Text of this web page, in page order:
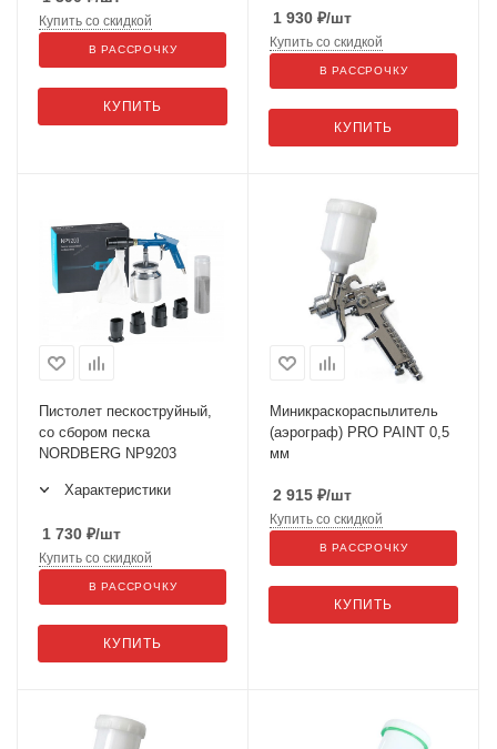
КУПИТЬ
Купить со скидкой
В РАССРОЧКУ
1 930 ₽/шт
КУПИТЬ
Купить со скидкой
В РАССРОЧКУ
Пистолет пескоструйный,
со сбором песка
NORDBERG NP9203
Характеристики
1 730 ₽/шт
КУПИТЬ
Купить со скидкой
В РАССРОЧКУ
Миникраскораспылитель
(аэрограф) PRO PAINT 0,5
мм
2 915 ₽/шт
КУПИТЬ
Купить со скидкой
В РАССРОЧКУ